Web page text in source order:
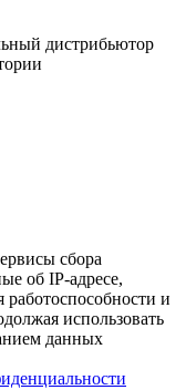
дистрибьютор
сбора
об IP-адресе,
и
использовать
данных